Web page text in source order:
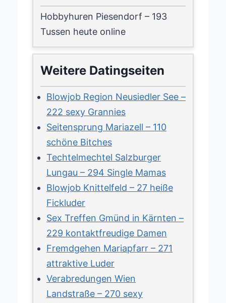
Hobbyhuren Piesendorf – 193
Tussen heute online
Weitere Datingseiten
Blowjob Region Neusiedler See –
222 sexy Grannies
Seitensprung Mariazell – 110
schöne Bitches
Techtelmechtel Salzburger
Lungau – 294 Single Mamas
Blowjob Knittelfeld – 27 heiße
Fickluder
Sex Treffen Gmünd in Kärnten –
229 kontaktfreudige Damen
Fremdgehen Mariapfarr – 271
attraktive Luder
Verabredungen Wien
Landstraße – 270 sexy